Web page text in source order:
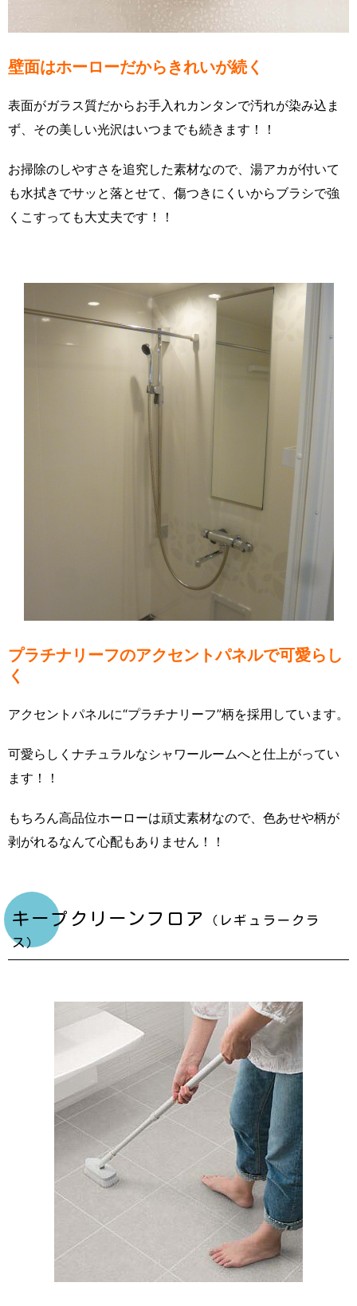
壁面はホーローだからきれいが続く
表面がガラス質だからお手入れカンタンで汚れが染み込ま
ず、その美しい光沢はいつまでも続きます！！
お掃除のしやすさを追究した素材なので、湯アカが付いて
も水拭きでサッと落とせて、傷つきにくいからブラシで強
くこすっても大丈夫です！！
プラチナリーフのアクセントパネルで可愛らし
く
アクセントパネルに“プラチナリーフ”柄を採用しています。
可愛らしくナチュラルなシャワールームへと仕上がってい
ます！！
もちろん高品位ホーローは頑丈素材なので、色あせや柄が
剥がれるなんて心配もありません！！
キープクリーンフロア
（レギュラークラ
ス）